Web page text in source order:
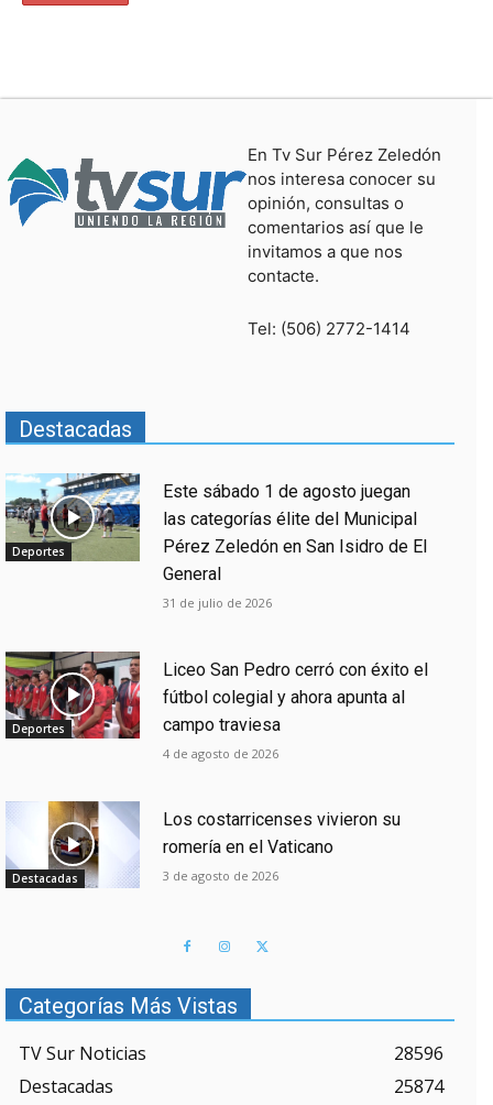
En Tv Sur Pérez Zeledón
nos interesa conocer su
opinión, consultas o
comentarios así que le
invitamos a que nos
contacte.
Tel: (506) 2772-1414
Destacadas
Deportes
Este sábado 1 de agosto juegan
las categorías élite del Municipal
Pérez Zeledón en San Isidro de El
General
31 de julio de 2026
Deportes
Liceo San Pedro cerró con éxito el
fútbol colegial y ahora apunta al
campo traviesa
4 de agosto de 2026
Destacadas
Los costarricenses vivieron su
romería en el Vaticano
3 de agosto de 2026
Categorías Más Vistas
TV Sur Noticias
28596
Destacadas
25874